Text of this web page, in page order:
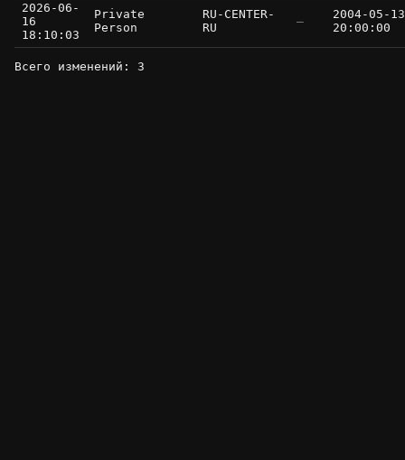
2026-06-
16
18:10:03
Private
Person
RU-CENTER-
RU
—
2004-05-13
20:00:00
Всего изменений: 3